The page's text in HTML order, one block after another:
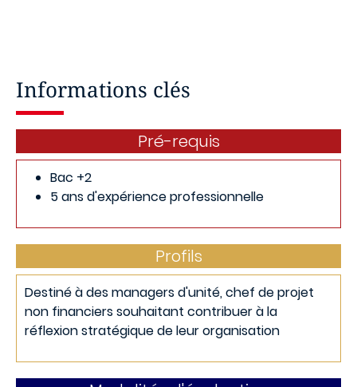
Informations clés
Pré-requis
Bac +2
5 ans d'expérience professionnelle
Profils
Destiné à des managers d'unité, chef de projet
non financiers souhaitant contribuer à la
réflexion stratégique de leur organisation